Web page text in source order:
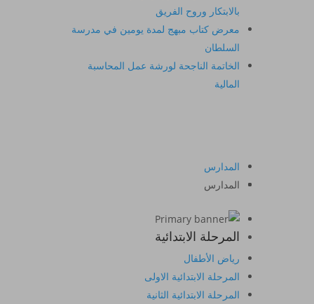
بالابتكار وروح الفريق
معرض كتاب مبهج لمدة يومين في مدرسة
السلطان
الخاتمة الناجحة لورشة عمل المحاسبة
المالية
المدارس
المدارس
المرحلة الابتدائية
رياض الأطفال
المرحلة الابتدائية الاولى
المرحلة الابتدائية الثانية